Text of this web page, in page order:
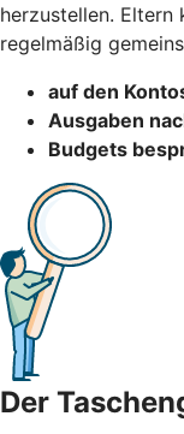
herzustellen. Eltern
regelmäßig
auf den
Ausgaben
Budgets
Der